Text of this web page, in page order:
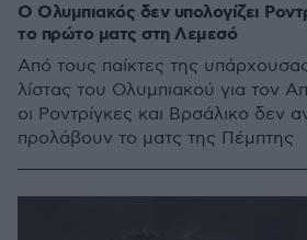
Ο Ολυμπιακός δεν υπολογίζει
το πρώτο ματς στη Λεμεσό
Από τους παίκτες της
λίστας του Ολυμπιακού για τον
οι Ροντρίγκες και Βρσάλικο δεν
προλάβουν το ματς της Πέμπτης